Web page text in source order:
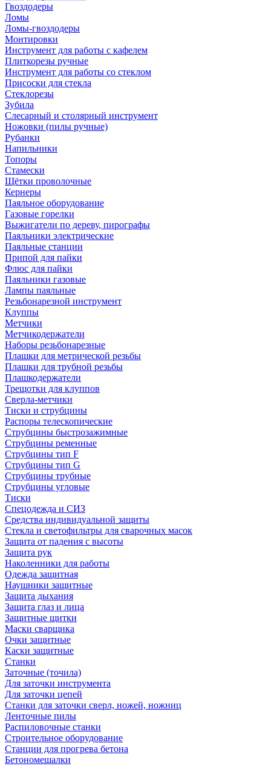
Гвоздодеры
Ломы
Ломы-гвоздодеры
Монтировки
Инструмент для работы с кафелем
Плиткорезы ручные
Инструмент для работы со стеклом
Присоски для стекла
Стеклорезы
Зубила
Слесарный и столярный инструмент
Ножовки (пилы ручные)
Рубанки
Напильники
Топоры
Стамески
Щётки проволочные
Кернеры
Паяльное оборудование
Газовые горелки
Выжигатели по дереву, пирографы
Паяльники электрические
Паяльные станции
Припой для пайки
Флюс для пайки
Паяльники газовые
Лампы паяльные
Резьбонарезной инструмент
Клуппы
Метчики
Метчикодержатели
Наборы резьбонарезные
Плашки для метрической резьбы
Плашки для трубной резьбы
Плашкодержатели
Трещотки для клуппов
Сверла-метчики
Тиски и струбцины
Распоры телескопические
Струбцины быстрозажимные
Струбцины ременные
Струбцины тип F
Струбцины тип G
Струбцины трубные
Струбцины угловые
Тиски
Спецодежда и СИЗ
Средства индивидуальной защиты
Стекла и светофильтры для сварочных масок
Защита от падения с высоты
Защита рук
Наколенники для работы
Одежда защитная
Наушники защитные
Защита дыхания
Защита глаз и лица
Защитные щитки
Маски сварщика
Очки защитные
Каски защитные
Станки
Заточные (точила)
Для заточки инструмента
Для заточки цепей
Станки для заточки сверл, ножей, ножниц
Ленточные пилы
Распиловочные станки
Строительное оборудование
Станции для прогрева бетона
Бетономешалки